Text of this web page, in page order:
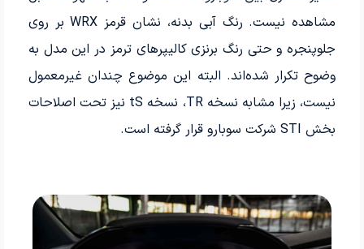
مشاهده نیست. رنگ آبی بدنه، نشان قرمز WRX بر روی
جلوپنجره و حتی رنگ برنزی کالیپرهای ترمز در این مدل به
وضوح تکرار شده‌اند. البته این موضوع چندان غیرمعمول
نیست، زیرا مشابه نسخه TR، نسخه tS نیز تحت اصلاحات
بخش STI شرکت سوبارو قرار گرفته است.